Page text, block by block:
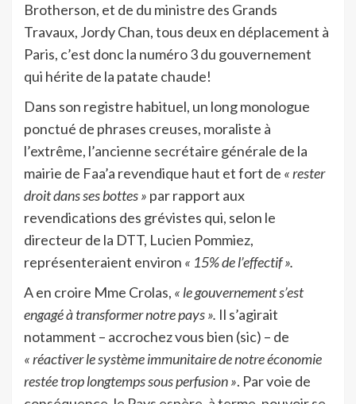
Brotherson, et de du ministre des Grands
Travaux, Jordy Chan, tous deux en déplacement à
Paris, c’est donc la numéro 3 du gouvernement
qui hérite de la patate chaude!
Dans son registre habituel, un long monologue
ponctué de phrases creuses, moraliste à
l’extrême, l’ancienne secrétaire générale de la
mairie de Faa’a revendique haut et fort de « rester
droit dans ses bottes » par rapport aux
revendications des grévistes qui, selon le
directeur de la DTT, Lucien Pommiez,
représenteraient environ « 15% de l’effectif ».
A en croire Mme Crolas, « le gouvernement s’est
engagé à transformer notre pays ». Il s’agirait
notamment – accrochez vous bien (sic) – de
« réactiver le système immunitaire de notre économie
restée trop longtemps sous perfusion ». Par voie de